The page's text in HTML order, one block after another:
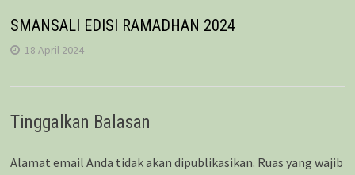
SMANSALI EDISI RAMADHAN 2024
18 April 2024
Tinggalkan Balasan
Alamat email Anda tidak akan dipublikasikan. Ruas yang wajib